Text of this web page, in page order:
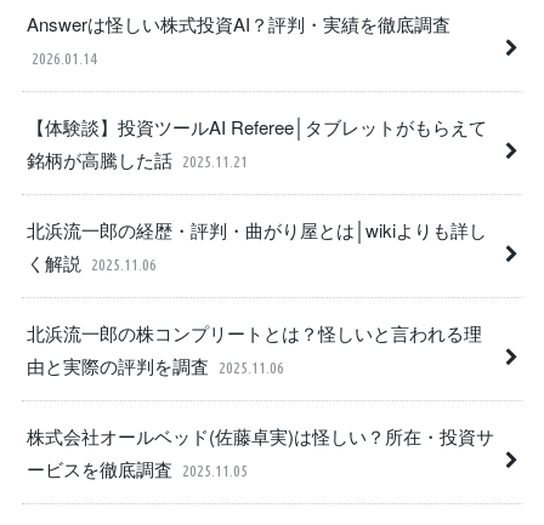
Answerは怪しい株式投資AI？評判・実績を徹底調査
2026.01.14
【体験談】投資ツールAI Referee│タブレットがもらえて
銘柄が高騰した話 2025.11.21
北浜流一郎の経歴・評判・曲がり屋とは│wikiよりも詳し
く解説 2025.11.06
北浜流一郎の株コンプリートとは？怪しいと言われる理
由と実際の評判を調査
2025.11.06
株式会社オールベッド(佐藤卓実)は怪しい？所在・投資サ
ービスを徹底調査
2025.11.05